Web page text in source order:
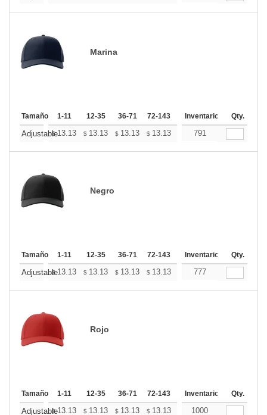
Marina
Tamaño 1-11 12-35 36-71 72-143 144-287 288 +
Inventario Qty.
Adjustable
$13.13 $ 13.13 $ 13.13 $ 13.13 13.13
791
Negro
Tamaño 1-11 12-35 36-71 72-143 144-287 288 +
Inventario Qty.
Adjustable
$13.13 $ 13.13 $ 13.13 $ 13.13 13.13
777
Rojo
Tamaño 1-11 12-35 36-71 72-143 144-287 288 +
Inventario Qty.
Adjustable
$13.13 $ 13.13 $ 13.13 $ 13.13 13.13
1000